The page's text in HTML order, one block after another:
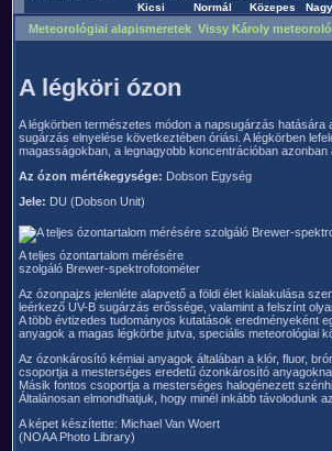
Meteorológiai alapismeretek Vissy Károly
A légköri ózon
A légkörben természetes módon a napsugárzás
sugárzás elnyelése következtében óriási. A légkörben
magasságokban, a legnagyobb koncentrációban
Az ózon mértékegysége: Dobson Egység
Jele: DU (Dobson Unit)
A teljes ózontartalom mérésére
szolgáló Brewer-spektrofotométer
Az ózonpajzs jelenléte alapvető a földi élet kialakulása
leérkező UV-B sugárzás erőssége, valamint a felszínt
A több évtizedes tudományos kutatások eredményeként
anyagok a magas légkörbe jutva, speciális meteorológiai
Az ózonkárosító kémiai anyagok általában a klór, fluor,
csoportja a mesterséges eredetű ózonkárosító
Másik fontos csoportja a mesterséges halogénezett
Általánosan elmondhatjuk, hogy minél inkább távolodunk
A képet készítette: Michael Van Woert
(NOAA Photo Library)